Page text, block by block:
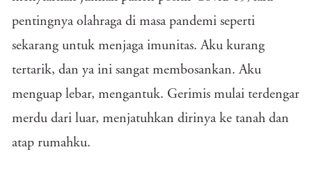
pentingnya olahraga di masa pandemi seperti
sekarang untuk menjaga imunitas. Aku kurang
tertarik, dan ya ini sangat membosankan. Aku
menguap lebar, mengantuk. Gerimis mulai terdengar
merdu dari luar, menjatuhkan dirinya ke tanah dan
atap rumahku.